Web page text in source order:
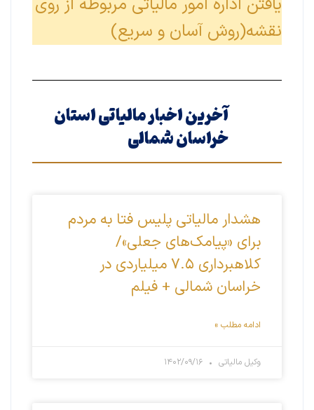
یافتن اداره امور مالیاتی مربوطه از روی
نقشه(روش آسان و سریع)
آخرین اخبار مالیاتی استان
خراسان شمالی
هشدار مالیاتی پلیس فتا‌ به مردم
برای «پیامک‌های جعلی»/
کلاهبرداری ۷.۵ میلیاردی در
خراسان شمالی + فیلم
ادامه مطلب »
وکیل مالیاتی